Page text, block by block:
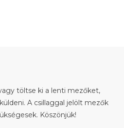
töltse ki a lenti mezőket,
A csillaggal jelölt mezők
Köszönjük!